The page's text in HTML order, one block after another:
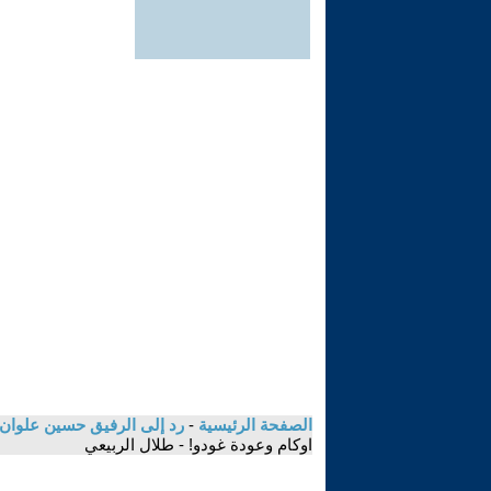
الصفحة الرئيسية - رد إلى الرفيق حسين
اوكام وعودة غودو! - طلال الربيعي